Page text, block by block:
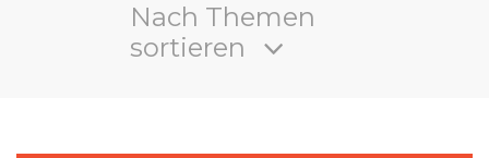
Nach Themen
sortieren